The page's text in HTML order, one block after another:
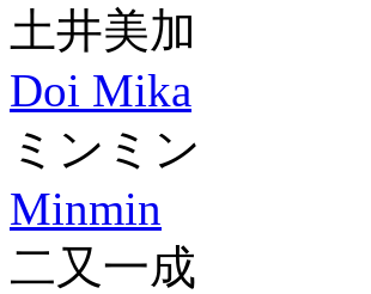
土井美加
Doi Mika
ミンミン
Minmin
二又一成